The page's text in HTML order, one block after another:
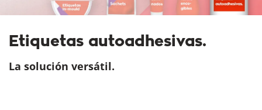
Etiquetas autoadhesivas.
La solución versátil.